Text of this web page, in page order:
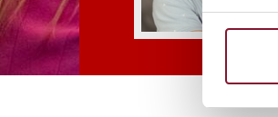
logu
Lai